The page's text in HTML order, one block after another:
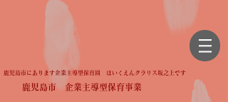
鹿児島市にあります企業主導型保育園 ほいくえんクラリス坂之上です
鹿児島市 企業主導型保育事業